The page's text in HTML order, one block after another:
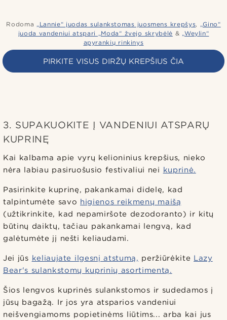
Rodoma „Lannie“ juodas sulankstomas juosmens krepšys, „Gino“
juoda vandeniui atspari „Moda“ žvejo skrybėlė & „Weylin“
apyrankių rinkinys
PIRKITE VISUS DIRŽŲ KREPŠIUS ČIA
3. SUPAKUOKITE Į VANDENIUI ATSPARŲ
KUPRINĘ
Kai kalbama apie vyrų kelioninius krepšius, nieko
nėra labiau pasiruošusio festivaliui nei kuprinė.
Pasirinkite kuprinę, pakankamai didelę, kad
talpintumėte savo higienos reikmenų maišą
(užtikrinkite, kad nepamiršote dezodoranto) ir kitų
būtinų daiktų, tačiau pakankamai lengvą, kad
galėtumėte jį nešti keliaudami.
Jei jūs keliaujate ilgesnį atstumą, peržiūrėkite Lazy
Bear's sulankstomų kuprinių asortimentą.
Šios lengvos kuprinės sulankstomos ir sudedamos į
jūsų bagažą. Ir jos yra atsparios vandeniui
neišvengiamoms popietinėms liūtims... arba kai jus